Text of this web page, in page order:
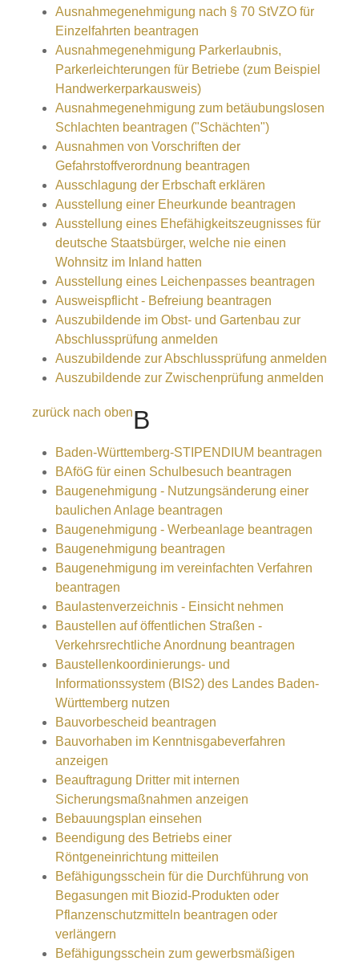
Ausnahmegenehmigung nach § 70 StVZO für
Einzelfahrten beantragen
Ausnahmegenehmigung Parkerlaubnis,
Parkerleichterungen für Betriebe (zum Beispiel
Handwerkerparkausweis)
Ausnahmegenehmigung zum betäubungslosen
Schlachten beantragen ("Schächten")
Ausnahmen von Vorschriften der
Gefahrstoffverordnung beantragen
Ausschlagung der Erbschaft erklären
Ausstellung einer Eheurkunde beantragen
Ausstellung eines Ehefähigkeitszeugnisses für
deutsche Staatsbürger, welche nie einen
Wohnsitz im Inland hatten
Ausstellung eines Leichenpasses beantragen
Ausweispflicht - Befreiung beantragen
Auszubildende im Obst- und Gartenbau zur
Abschlussprüfung anmelden
Auszubildende zur Abschlussprüfung anmelden
Auszubildende zur Zwischenprüfung anmelden
zurück nach obenB
Baden-Württemberg-STIPENDIUM beantragen
BAföG für einen Schulbesuch beantragen
Baugenehmigung - Nutzungsänderung einer
baulichen Anlage beantragen
Baugenehmigung - Werbeanlage beantragen
Baugenehmigung beantragen
Baugenehmigung im vereinfachten Verfahren
beantragen
Baulastenverzeichnis - Einsicht nehmen
Baustellen auf öffentlichen Straßen -
Verkehrsrechtliche Anordnung beantragen
Baustellenkoordinierungs- und
Informationssystem (BIS2) des Landes Baden-
Württemberg nutzen
Bauvorbescheid beantragen
Bauvorhaben im Kenntnisgabeverfahren
anzeigen
Beauftragung Dritter mit internen
Sicherungsmaßnahmen anzeigen
Bebauungsplan einsehen
Beendigung des Betriebs einer
Röntgeneinrichtung mitteilen
Befähigungsschein für die Durchführung von
Begasungen mit Biozid-Produkten oder
Pflanzenschutzmitteln beantragen oder
verlängern
Befähigungsschein zum gewerbsmäßigen